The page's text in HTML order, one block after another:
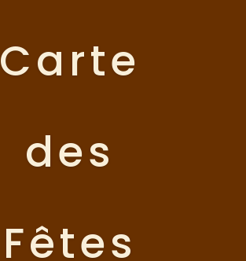
Carte
des
Fêtes